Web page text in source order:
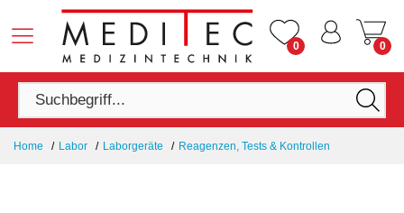
0 0
Home Labor Laborgeräte Reagenzen, Tests & Kontrollen